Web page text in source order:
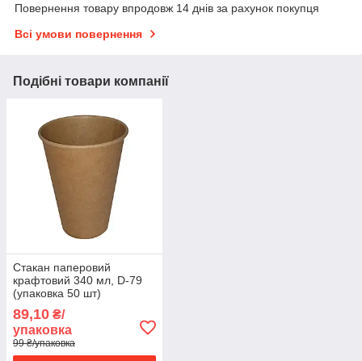
Повернення товару впродовж 14 днів за рахунок покупця
Всі умови повернення
Подібні товари компанії
Стакан паперовий
крафтовий 340 мл, D-79
(упаковка 50 шт)
89,10 ₴/
упаковка
99 ₴/упаковка